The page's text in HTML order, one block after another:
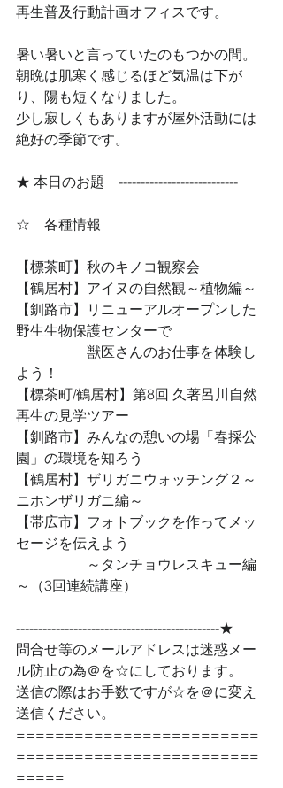
再生普及行動計画オフィスです。
暑い暑いと言っていたのもつかの間。
朝晩は肌寒く感じるほど気温は下が
り、陽も短くなりました。
少し寂しくもありますが屋外活動には
絶好の季節です。
★ 本日のお題　---------------------------
☆　各種情報
【標茶町】秋のキノコ観察会
【鶴居村】アイヌの自然観～植物編～
【釧路市】リニューアルオープンした
野生生物保護センターで
獣医さんのお仕事を体験し
よう！
【標茶町/鶴居村】第8回 久著呂川自然
再生の見学ツアー
【釧路市】みんなの憩いの場「春採公
園」の環境を知ろう
【鶴居村】ザリガニウォッチング２～
ニホンザリガニ編～
【帯広市】フォトブックを作ってメッ
セージを伝えよう
～タンチョウレスキュー編
～（3回連続講座）
----------------------------------------------★
問合せ等のメールアドレスは迷惑メー
ル防止の為＠を☆にしております。
送信の際はお手数ですが☆を＠に変え
送信ください。
=========================
=========================
=====